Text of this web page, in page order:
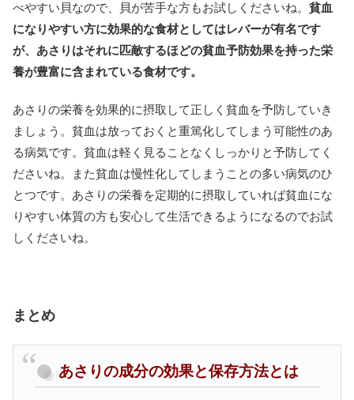
べやすい貝なので、貝が苦手な方もお試しくださいね。 貧血
になりやすい方に効果的な食材としてはレバーが有名です
が、あさりはそれに匹敵するほどの貧血予防効果を持った栄
養が豊富に含まれている食材です。
あさりの栄養を効果的に摂取して正しく貧血を予防していき
ましょう。貧血は放っておくと重篤化してしまう可能性のあ
る病気です。貧血は軽く見ることなくしっかりと予防してく
ださいね。また貧血は慢性化してしまうことの多い病気のひ
とつです。あさりの栄養を定期的に摂取していれば貧血にな
りやすい体質の方も安心して生活できるようになるのでお試
しくださいね。
まとめ
あさりの成分の効果と保存方法とは